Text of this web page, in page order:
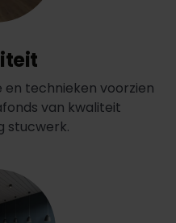
technieken voorzien
van kwaliteit
stucwerk.